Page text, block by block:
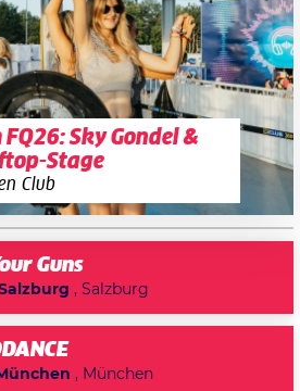
Sky Gondel &
Stage
Club
Guns
, Salzburg
, München